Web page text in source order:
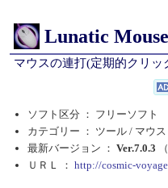
Lunatic Mouse
マウスの連打(定期的クリッ
ソフト区分 ： フリーソフト
カテゴリー ： ツール / マウス
最新バージョン ： Ver.7.0.3
ＵＲＬ ： http://cosmic-